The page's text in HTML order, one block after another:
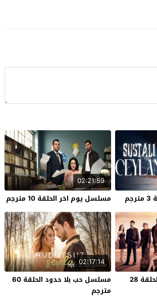
02:21:59
مسلسل يوم اخر الحلقة 10 مترجم
مسلسل قلب اسود الحلقة 28
02:17:14
مسلسل حب بلا حدود الحلقة 60
مترجم